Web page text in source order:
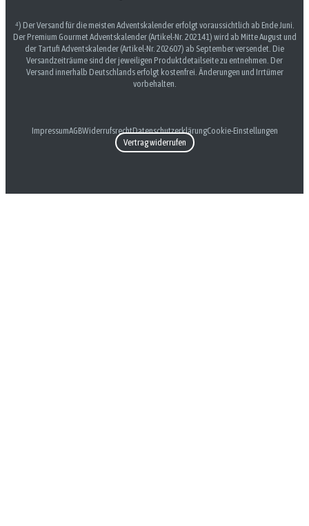
⁴) Der Versand für die meisten Adventskalender erfolgt voraussichtlich ab Ende Juni.
Der Premium Gourmet Adventskalender (Artikel-Nr. 202141) wird ab Mitte August und
der Tartufi Adventskalender (Artikel-Nr. 202607) ab September versendet. Die
Versandzeiträume sind der jeweiligen Produktdetailseite zu entnehmen. Der
Versand innerhalb Deutschlands erfolgt kostenfrei. Änderungen und Irrtümer
vorbehalten.
ImpressumAGBWiderrufsrechtDatenschutzerklärungCookie-Einstellungen
Vertrag widerrufen